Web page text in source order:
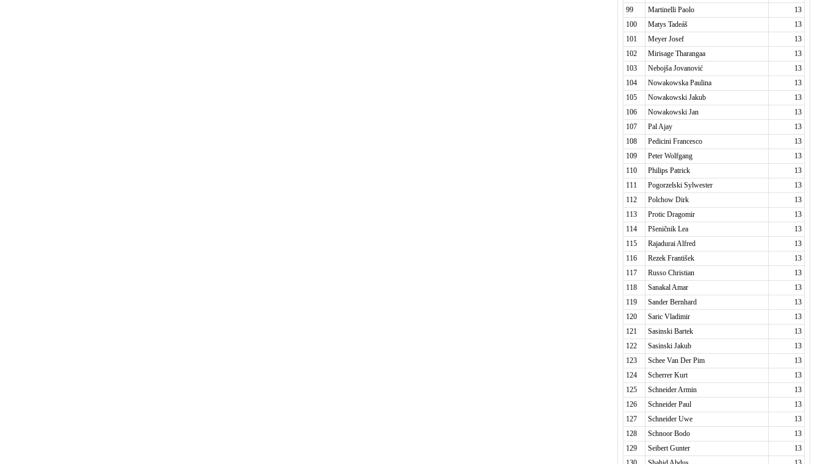
99
Martinelli Paolo
13
100
Matys Tadeáš
13
101
Meyer Josef
13
102
Mirisage Tharangaa
13
103
Nebojša Jovanović
13
104
Nowakowska Paulina
13
105
Nowakowski Jakub
13
106
Nowakowski Jan
13
107
Pal Ajay
13
108
Pedicini Francesco
13
109
Peter Wolfgang
13
110
Philips Patrick
13
111
Pogorzelski Sylwester
13
112
Polchow Dirk
13
113
Protic Dragomir
13
114
Pšeničnik Lea
13
115
Rajadurai Alfred
13
116
Rezek František
13
117
Russo Christian
13
118
Sanakal Amar
13
119
Sander Bernhard
13
120
Saric Vladimir
13
121
Sasinski Bartek
13
122
Sasinski Jakub
13
123
Schee Van Der Pim
13
124
Scherrer Kurt
13
125
Schneider Armin
13
126
Schneider Paul
13
127
Schneider Uwe
13
128
Schnoor Bodo
13
129
Seibert Gunter
13